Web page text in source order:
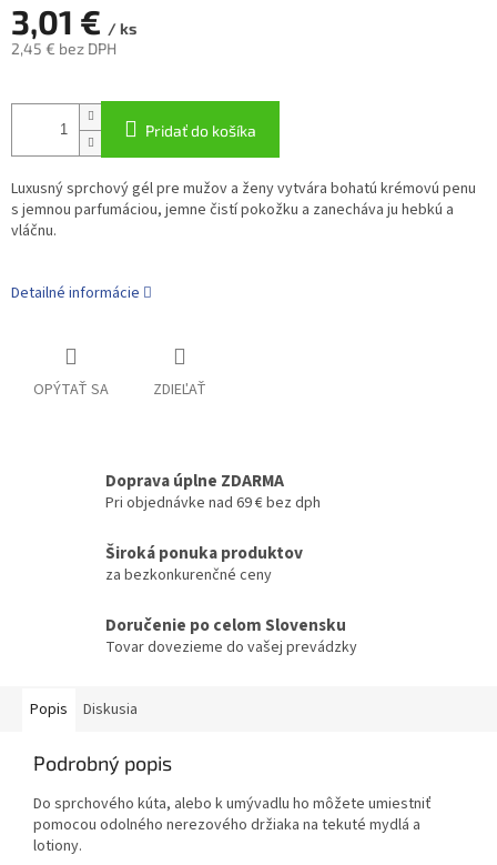
3,01 € / ks
2,45 € bez DPH
cena:
Pridať do košíka
Luxusný sprchový gél pre mužov a ženy vytvára bohatú krémovú penu
s jemnou parfumáciou, jemne čistí pokožku a zanecháva ju hebkú a
vláčnu.
Detailné informácie
OPÝTAŤ SA ZDIEĽAŤ
Doprava úplne ZDARMA
Pri objednávke nad 69 € bez dph
Široká ponuka produktov
za bezkonkurenčné ceny
Doručenie po celom Slovensku
Tovar dovezieme do vašej prevádzky
Popis Diskusia
Podrobný popis
Do sprchového kúta, alebo k umývadlu ho môžete umiestniť
pomocou odolného nerezového držiaka na tekuté mydlá a
lotiony.​